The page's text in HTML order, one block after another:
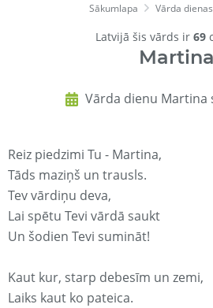
Sākumlapa Vārda dienas
Latvijā šis vārds ir 69
Martina
Vārda dienu Martina
Reiz piedzimi Tu - Martina,
Tāds maziņš un trausls.
Tev vārdiņu deva,
Lai spētu Tevi vārdā saukt
Un šodien Tevi sumināt!
Kaut kur, starp debesīm un zemi,
Laiks kaut ko pateica.